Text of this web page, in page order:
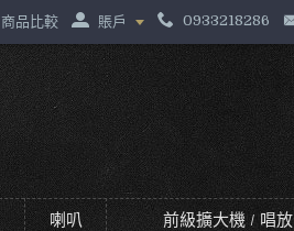
商品比較 賬戶 0933218286
喇叭 前級擴大機 / 唱放